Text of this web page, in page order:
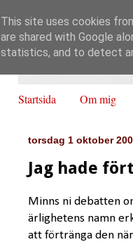
Startsida Om mig
torsdag 1 oktober
Jag hade
Minns ni debatten
ärlighetens namn
att förtränga den
This site uses cookies
are shared with Google
statistics, and to detect